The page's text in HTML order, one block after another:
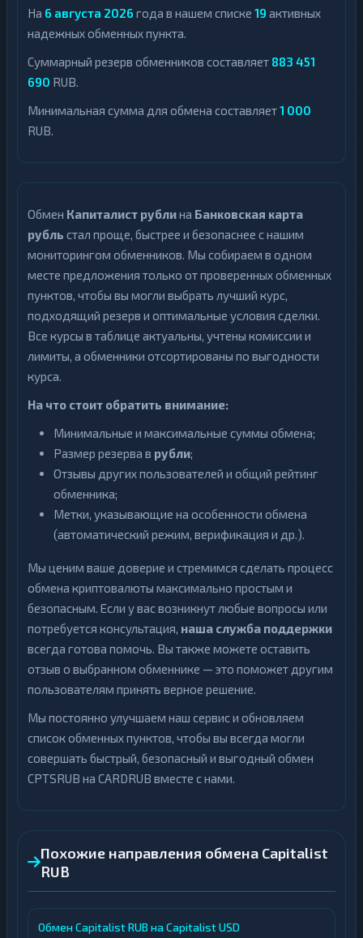
На 6 августа 2026 года в нашем списке 19 активных
надежных обменных пункта.
Суммарный резерв обменников составляет 883 451
690 RUB.
Минимальная сумма для обмена составляет1 000
RUB.
Обмен Капиталист рублина Банковская карта
рубль стал проще, быстрее и безопаснее с нашим
мониторингом обменников. Мы собираем в одном
месте предложения только от проверенных обменных
пунктов, чтобы вы могли выбрать лучший курс,
подходящий резерв и оптимальные условия сделки.
Все курсы в таблице актуальны, учтены комиссии и
лимиты, а обменники отсортированы по выгодности
курса.
На что стоит обратить внимание:
Минимальные и максимальные суммы обмена;
Размер резерва в рубли;
Отзывы других пользователей и общий рейтинг
обменника;
Метки, указывающие на особенности обмена
(автоматический режим, верификация и др.).
Мы ценим ваше доверие и стремимся сделать процесс
обмена криптовалюты максимально простым и
безопасным. Если у вас возникнут любые вопросы или
потребуется консультация, наша служба поддержки
всегда готова помочь. Вы также можете оставить
отзыв о выбранном обменнике — это поможет другим
пользователям принять верное решение.
Мы постоянно улучшаем наш сервис и обновляем
список обменных пунктов, чтобы вы всегда могли
совершать быстрый, безопасный и выгодный обмен
CPTSRUB на CARDRUB вместе с нами.
Похожие направления обмена Capitalist
RUB
Обмен Capitalist RUB на Capitalist USD